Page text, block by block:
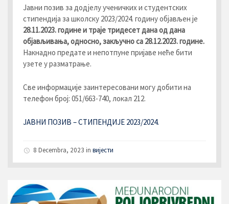
Јавни позив за додјелу ученичких и студентских
стипендија за школску 2023/2024. годину објављен је
28.11.2023. године и траје тридесет дана од дана
објављивања, односно,закључно са 28.12.2023.године.
Накнадно предате и непотпуне пријаве неће бити
узете у разматрање.
Све информације заинтересовани могу добити на
телефон број: 051/663-740, локал 212.
ЈАВНИ ПОЗИВ – СТИПЕНДИЈЕ 2023/2024.
8 Decembra, 2023 in вијести